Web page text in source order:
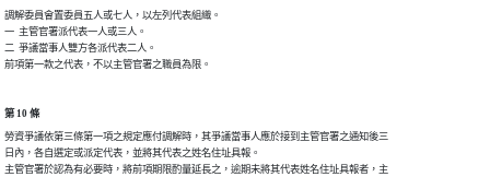
調解委員會置委員五人或七人，以左列代表組織。
一  主管官署派代表一人或三人。
二  爭議當事人雙方各派代表二人。
第 10 條
勞資爭議依第三條第一項之規定應付調解時，其爭議當事人應於接到主管官署之通知後三
日內，各自選定或派定代表，並將其代表之姓名住址具報。
主管官署於認為有必要時，將前項期限酌量延長之，逾期未將其代表姓名住址具報者，主